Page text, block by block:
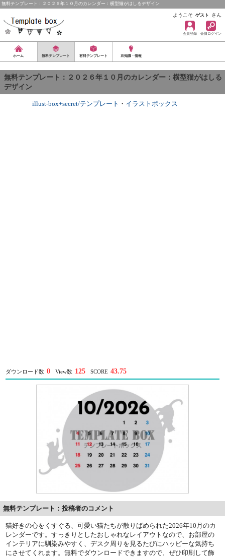
無料テンプレート：２０２６年１０月のカレンダー：横型猫がはしるデザイン
ようこそ ゲスト さん
会員登録 会員ログイン
ホーム 無料テンプレート 有料テンプレート 豆知識・情報
無料テンプレート：２０２６年１０月のカレンダー：横型猫がはしる
デザイン
illust-box+secret/テンプレート ・ イラストボックス
ダウンロード数 0 View数 125 SCORE 43.75
無料テンプレート：投稿者のコメント
猫好きの心をくすぐる、可愛い猫たちが散りばめられた2026年10月のカ
レンダーです。すっきりとしたおしゃれなレイアウトなので、お部屋の
インテリアに馴染みやすく、デスク周りを見るたびにハッピーな気持ち
にさせてくれます。無料でダウンロードできますので、ぜひ印刷して飾